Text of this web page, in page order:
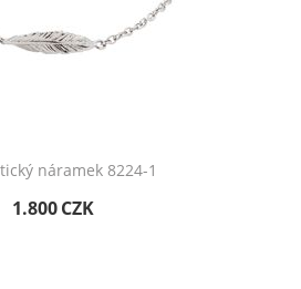
náramek 8224-1
1.800CZK